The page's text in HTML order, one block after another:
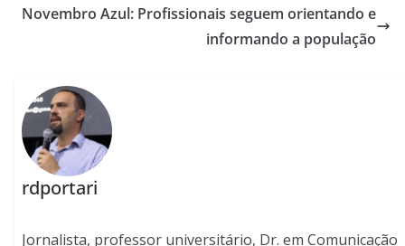
Novembro Azul: Profissionais seguem orientando e
informando a população
rdportari
Jornalista, professor universitário, Dr. em Comunicação